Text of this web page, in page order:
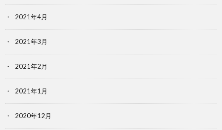
2021年4月
2021年3月
2021年2月
2021年1月
2020年12月